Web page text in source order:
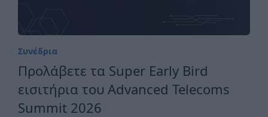
Συνέδρια
Προλάβετε τα Super Early Bird
εισιτήρια του Advanced Telecoms
Summit 2026